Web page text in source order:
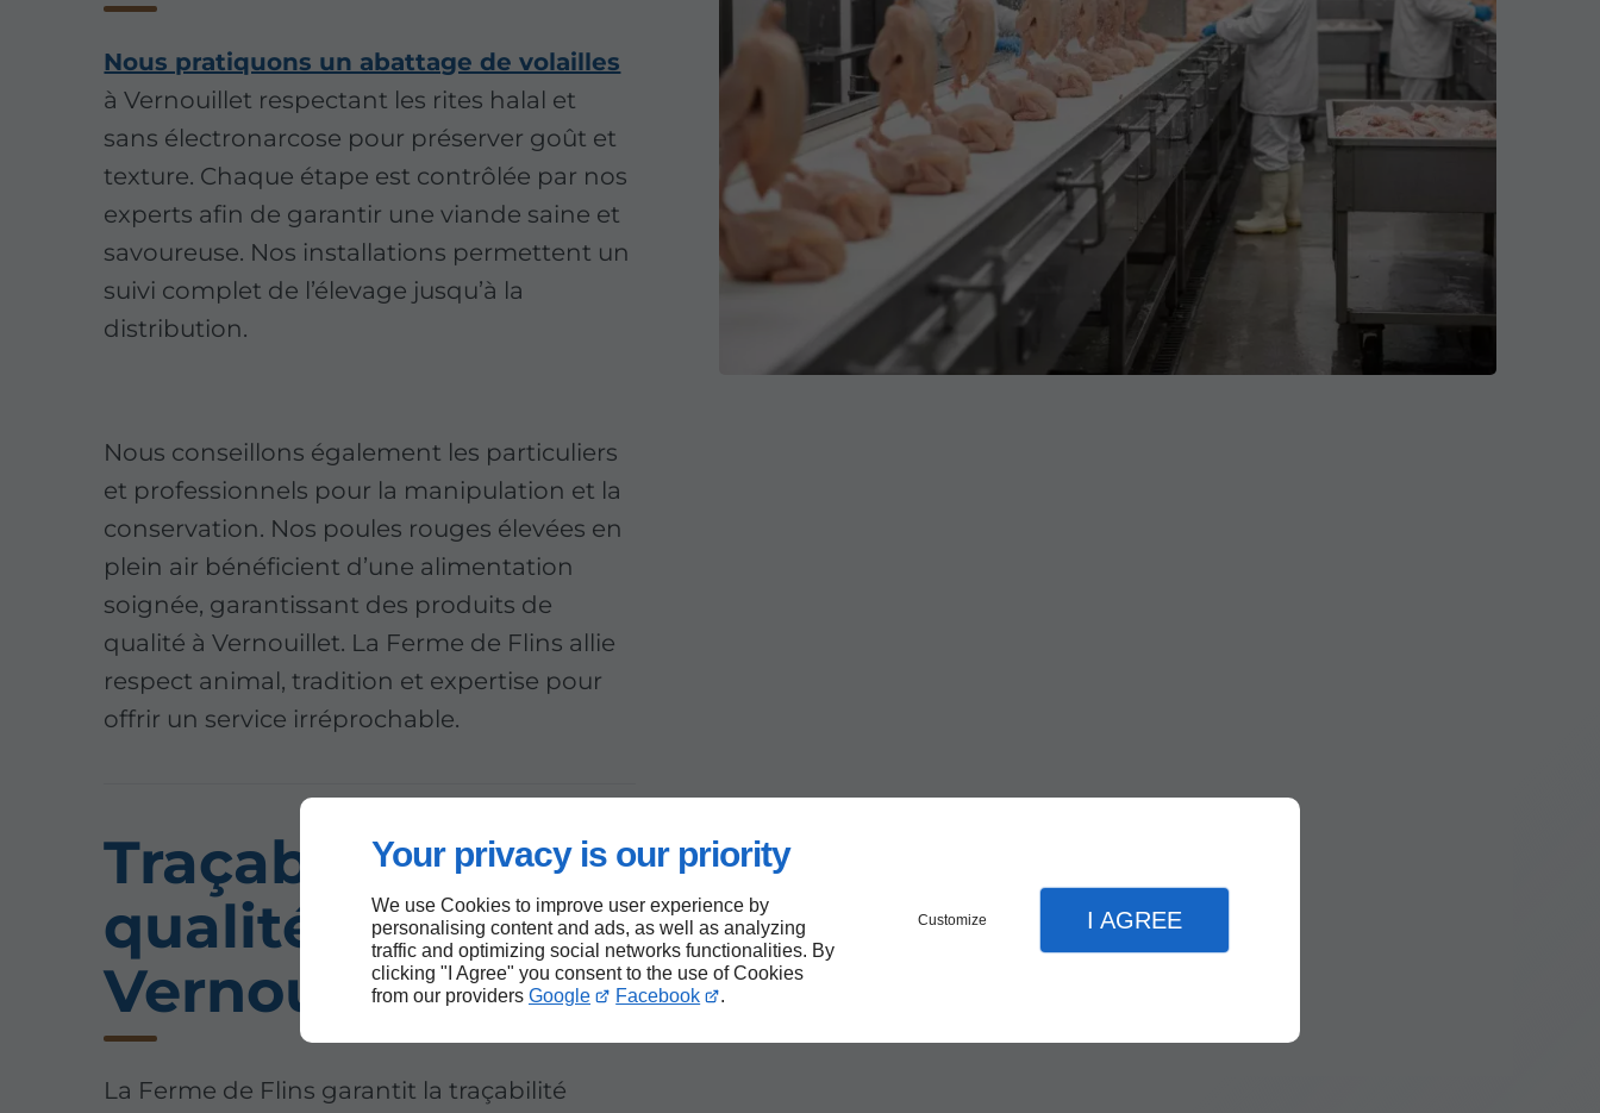
Your privacy is our priority
We use Cookies to improve user experience by
personalising content and ads, as well as analyzing
traffic and optimizing social networks functionalities. By
clicking "I Agree" you consent to the use of Cookies
from our providers Google Facebook .
Customize I AGREE
Nous pratiquons un abattage de volailles
à Vernouillet respectant les rites halal et
sans électronarcose pour préserver goût et
texture. Chaque étape est contrôlée par nos
experts afin de garantir une viande saine et
savoureuse. Nos installations permettent un
suivi complet de l’élevage jusqu’à la
distribution.
Nous conseillons également les particuliers
et professionnels pour la manipulation et la
conservation. Nos poules rouges élevées en
plein air bénéficient d’une alimentation
soignée, garantissant des produits de
qualité à Vernouillet. La Ferme de Flins allie
respect animal, tradition et expertise pour
offrir un service irréprochable.
Traçabilité et
qualité à
Vernouillet
La Ferme de Flins garantit la traçabilité